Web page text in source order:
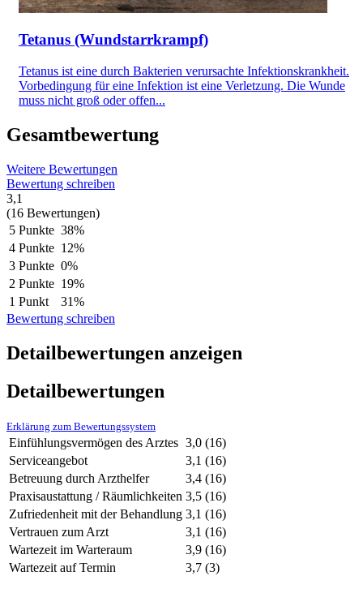
Tetanus (Wundstarrkrampf)
Tetanus ist eine durch Bakterien verursachte Infektionskrankheit.
Vorbedingung für eine Infektion ist eine Verletzung. Die Wunde
muss nicht groß oder offen...
Gesamtbewertung
Weitere Bewertungen
Bewertung schreiben
3,1
(16 Bewertungen)
5 Punkte 38%
4 Punkte 12%
3 Punkte 0%
2 Punkte 19%
1 Punkt
31%
Bewertung schreiben
Detailbewertungen anzeigen
Detailbewertungen
Erklärung zum Bewertungssystem
Einfühlungsvermögen des Arztes 3,0 (16)
Serviceangebot
3,1 (16)
Betreuung durch Arzthelfer
3,4 (16)
Praxisaustattung / Räumlichkeiten 3,5 (16)
Zufriedenheit mit der Behandlung 3,1 (16)
Vertrauen zum Arzt
3,1 (16)
Wartezeit im Warteraum
3,9 (16)
Wartezeit auf Termin
3,7 (3)